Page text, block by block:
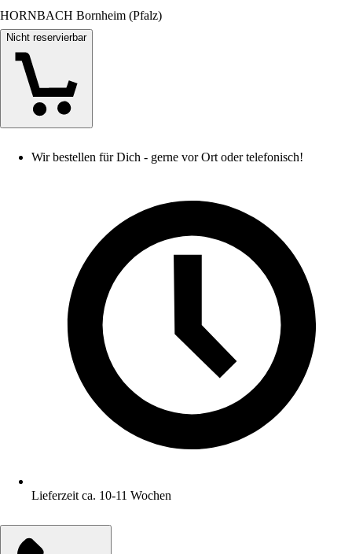
HORNBACH Bornheim (Pfalz)
Nicht reservierbar
Wir bestellen für Dich - gerne vor Ort oder telefonisch!
Lieferzeit ca. 10-11 Wochen